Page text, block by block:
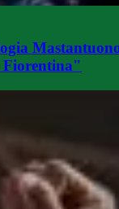
Fiorentina"